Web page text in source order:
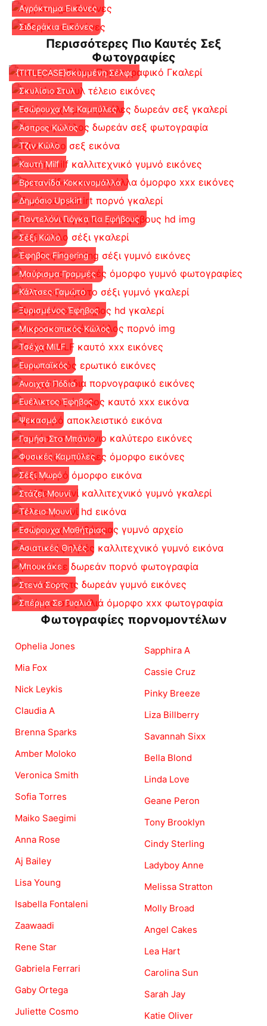
Αγρόκτημα Εικόνες
Σιδεράκια Εικόνες
Περισσότερες Πιο Καυτές Σεξ
Φωτογραφίες
{TITLECASE}σκυμμένη Σέλφι
Σκυλίσιο Στυλ
Εσώρουχα Με Καμπύλες
Άσπρος Κώλος
Τζιν Κώλο
Καυτή Milf
Βρετανίδα Κοκκινομάλλα
Δημόσιο Upskirt
Παντελόνι Γιόγκα Για Εφήβους
Σέξι Κώλο
Έφηβος Fingering
Μαύρισμα Γραμμές
Κάλτσες Γαμώτο
Ξυρισμένος Έφηβος
Μικροσκοπικός Κώλος
Τσέχα MILF
Ευρωπαϊκός
Ανοιχτά Πόδια
Ευέλικτος Έφηβος
Ψεκασμό
Γαμήσι Στο Μπάνιο
Φυσικές Καμπύλες
Σέξι Μωρό
Στάζει Μουνί
Τέλειο Μουνί
Εσώρουχα Μαθήτριας
Ασιατικές Θηλές
Μπουκάκε
Στενά Σορτς
Σπέρμα Σε Γυαλιά
Φωτογραφίες πορνομοντέλων
Ophelia Jones
Mia Fox
Nick Leykis
Claudia A
Brenna Sparks
Amber Moloko
Veronica Smith
Sofia Torres
Maiko Saegimi
Anna Rose
Aj Bailey
Lisa Young
Isabella Fontaleni
Zaawaadi
Rene Star
Gabriela Ferrari
Gaby Ortega
Juliette Cosmo
Sapphira A
Cassie Cruz
Pinky Breeze
Liza Billberry
Savannah Sixx
Bella Blond
Linda Love
Geane Peron
Tony Brooklyn
Cindy Sterling
Ladyboy Anne
Melissa Stratton
Molly Broad
Angel Cakes
Lea Hart
Carolina Sun
Sarah Jay
Katie Oliver